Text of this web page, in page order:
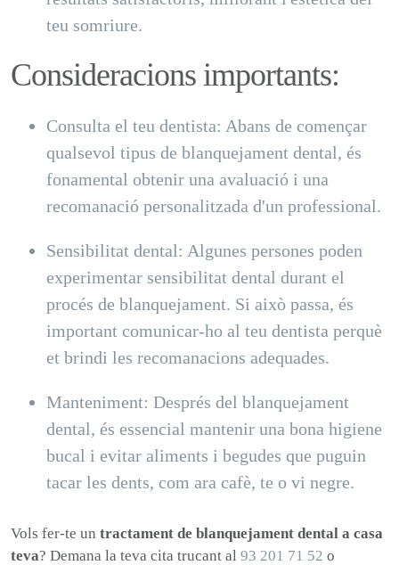
teu somriure.
Consideracions importants:
Consulta el teu dentista: Abans de començar
qualsevol tipus de blanquejament dental, és
fonamental obtenir una avaluació i una
recomanació personalitzada d'un professional.
Sensibilitat dental: Algunes persones poden
experimentar sensibilitat dental durant el
procés de blanquejament. Si això passa, és
important comunicar-ho al teu dentista perquè
et brindi les recomanacions adequades.
Manteniment: Després del blanquejament
dental, és essencial mantenir una bona higiene
bucal i evitar aliments i begudes que puguin
tacar les dents, com ara cafè, te o vi negre.
Vols fer-te un tractament de blanquejament dental a casa
teva? Demana la teva cita trucant al 93 201 71 52 o